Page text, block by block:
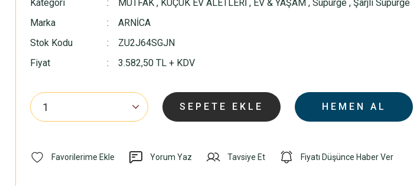
Kategori MUTFAK , KÜÇÜK EV ALETLERİ , EV & YAŞAM , Süpürge , Şarjlı Süpürge
Marka
ARNİCA
Stok Kodu
ZU2J64SGJN
Fiyat
3.582,50 TL + KDV
SEPETE EKLE HEMEN AL
Yorum Yaz Tavsiye Et Fiyatı Düşünce Haber Ver